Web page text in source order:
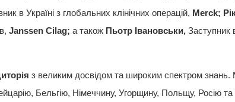
в Україні з глобальних клінічних операцій, Merck;
Janssen Cilag; а також Пьотр Івановськи, Заступник
з великим досвідом та широким спектром знань.
Бельгію, Німеччину, Угорщину, Польщу, Росію та